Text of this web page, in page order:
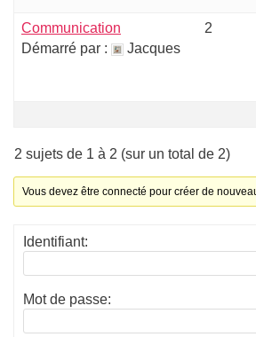
Communication
Démarré par :
Jacques
2
2 sujets de 1 à 2 (sur un total de 2)
Vous devez être connecté pour créer de
Identifiant:
Mot de passe: